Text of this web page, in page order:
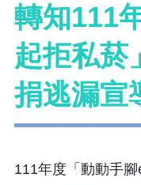
轉知111
起拒私菸
捐逃漏宣
111年度「動動手